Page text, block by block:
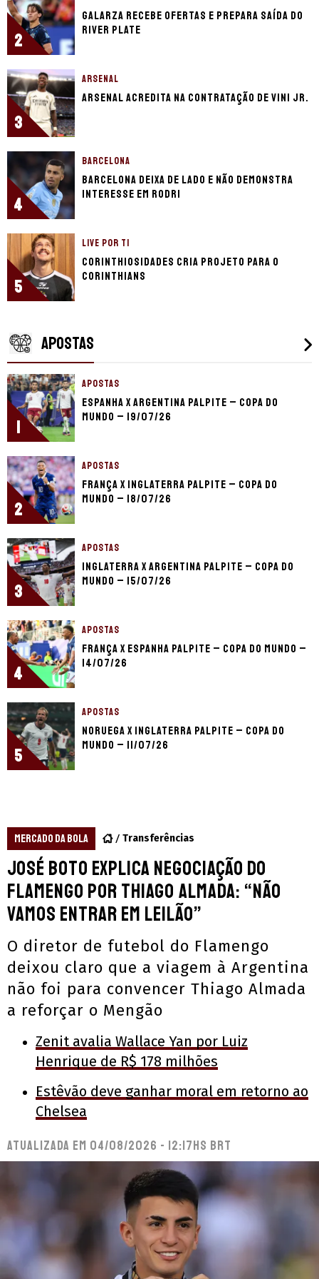
2
Galarza recebe ofertas e prepara saída do
River Plate
3
ARSENAL
Arsenal acredita na contratação de Vini Jr.
4
BARCELONA
Barcelona deixa de lado e não demonstra
interesse em Rodri
5
LIVE POR TI
Corinthiosidades cria projeto para o
Corinthians
APOSTAS
1
APOSTAS
Espanha x Argentina palpite – Copa do
Mundo – 19/07/26
2
APOSTAS
França x Inglaterra palpite – Copa do
Mundo – 18/07/26
3
APOSTAS
Inglaterra x Argentina palpite – Copa do
Mundo – 15/07/26
4
APOSTAS
França x Espanha palpite – Copa do Mundo –
14/07/26
5
APOSTAS
Noruega x Inglaterra palpite – Copa do
Mundo – 11/07/26
MERCADO DA BOLA Transferências
José Boto explica negociação do
Flamengo por Thiago Almada: “Não
vamos entrar em leilão”
O diretor de futebol do Flamengo
deixou claro que a viagem à Argentina
não foi para convencer Thiago Almada
a reforçar o Mengão
Zenit avalia Wallace Yan por Luiz
Henrique de R$ 178 milhões
Estêvão deve ganhar moral em retorno ao
Chelsea
Atualizada em 04/08/2026 - 12:17hs BRT